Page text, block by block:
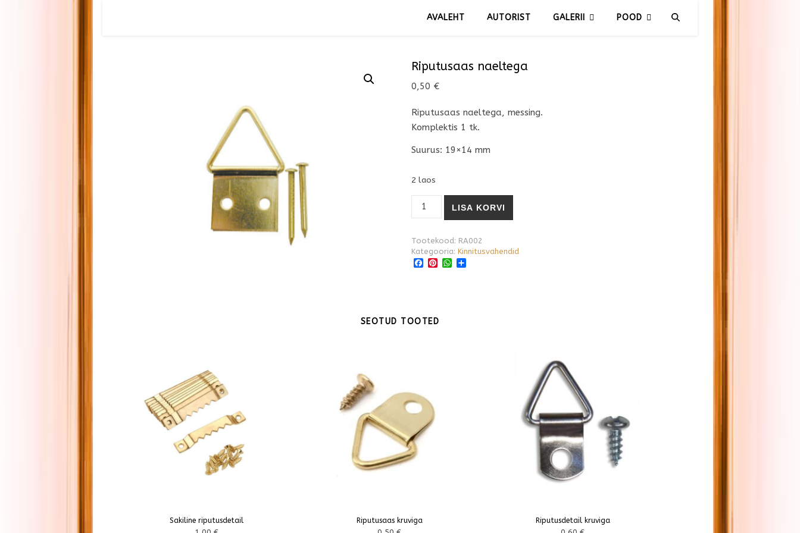
AVALEHT AUTORIST GALERII POOD
Riputusaas naeltega
0,50 €
Riputusaas naeltega, messing.
Komplektis 1 tk.
Suurus: 19×14 mm
2 laos
LISA KORVI
Tootekood: RA002
Kategooria: Kinnitusvahendid
Facebook
Pinterest
WhatsApp
Share
SEOTUD TOOTED
Sakiline riputusdetail Riputusaas kruviga Riputusdetail kruviga